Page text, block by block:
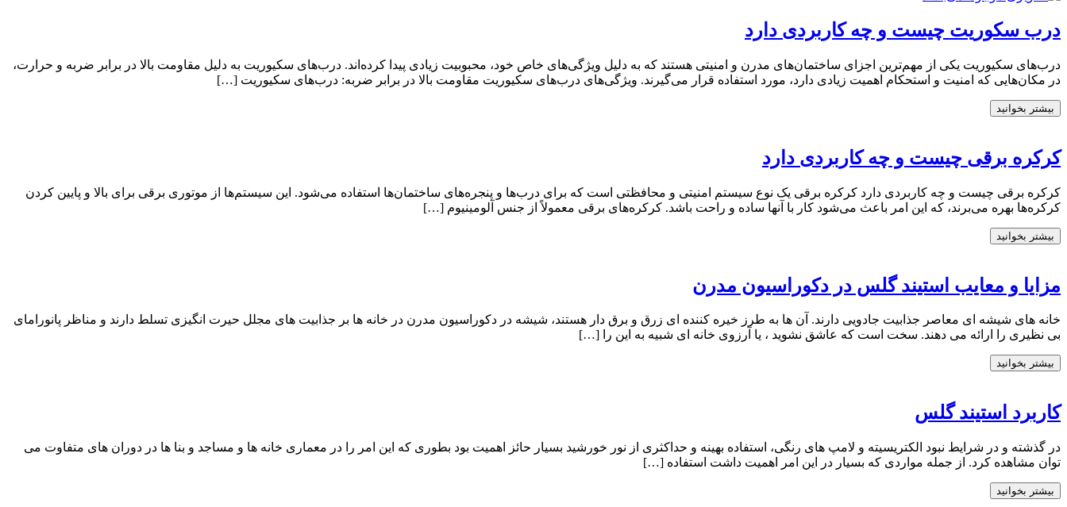
درب سکوریت چیست و چه کاربردی دارد
درب‌های سکیوریت یکی از مهم‌ترین اجزای ساختمان‌های مدرن و امنیتی هستند که به دلیل ویژگی‌های خاص خود، محبوبیت زیادی پیدا کرده‌اند. درب‌های سکیوریت به دلیل مقاومت بالا در برابر ضربه و حرارت،
در مکان‌هایی که امنیت و استحکام اهمیت زیادی دارد، مورد استفاده قرار می‌گیرند. ویژگی‌های درب‌های سکیوریت مقاومت بالا در برابر ضربه: درب‌های سکیوریت […]
بیشتر بخوانید
کرکره برقی چیست و چه کاربردی دارد
کرکره برقی چیست و چه کاربردی دارد کرکره برقی یک نوع سیستم امنیتی و محافظتی است که برای درب‌ها و پنجره‌های ساختمان‌ها استفاده می‌شود. این سیستم‌ها از موتوری برقی برای بالا و پایین کردن
کرکره‌ها بهره می‌برند، که این امر باعث می‌شود کار با آنها ساده و راحت باشد. کرکره‌های برقی معمولاً از جنس آلومینیوم […]
بیشتر بخوانید
مزایا و معایب استیند گلس در دکوراسیون مدرن
خانه های شیشه ای معاصر جذابیت جادویی دارند. آن ها به طرز خیره کننده ای زرق و برق دار هستند، شیشه در دکوراسیون مدرن در خانه ها بر جذابیت های مجلل حیرت انگیزی تسلط دارند و مناظر پانورامای
بی نظیری را ارائه می دهند. سخت است که عاشق نشوید ، یا آرزوی خانه ای شبیه به این را […]
بیشتر بخوانید
کاربرد استیند گلس
در گذشته و در شرایط نبود الکتریسیته و لامپ های رنگی، استفاده بهینه و حداکثری از نور خورشید بسیار حائز اهمیت بود بطوری که این امر را در معماری خانه ها و مساجد و بنا ها در دوران های متفاوت می
توان مشاهده کرد. از جمله مواردی که بسیار در این امر اهمیت داشت استفاده […]
بیشتر بخوانید